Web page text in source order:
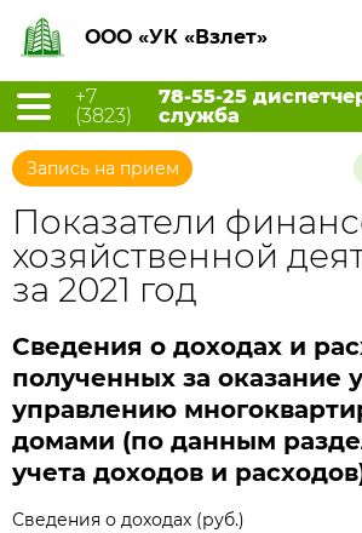
ООО «УК «Взлет»
+7
(3823)
78-55-25
служба
Запись на прием
Показатели
хозяйственной
за 2021 год
Сведения о доходах и
полученных за оказание
управлению
домами (по данным
учета доходов и
Сведения о доходах (руб.)